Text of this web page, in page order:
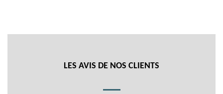
LES AVIS DE NOS CLIENTS